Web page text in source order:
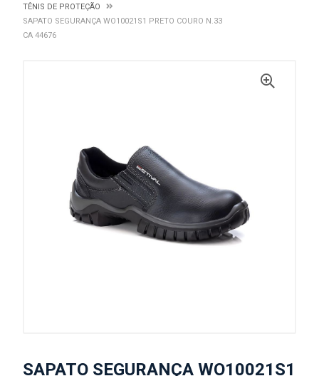
TÊNIS DE PROTEÇÃO
SAPATO SEGURANÇA WO10021S1 PRETO COURO N.33
CA 44676
SAPATO SEGURANÇA WO10021S1